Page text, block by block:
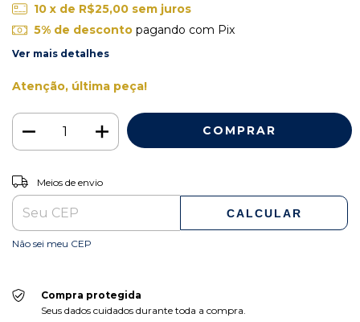
10 x de R$25,00 sem juros
5% de descontopagando com Pix
Ver mais detalhes
Atenção, última peça!
Entregas para o CEP:
Meios de envio
CALCULAR
Não sei meu CEP
Compra protegida
Seus dados cuidados durante toda a compra.